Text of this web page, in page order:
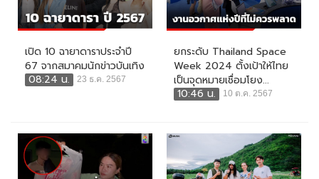
เปิด 10 ฉายาดาราประจำปี
67 จากสมาคมนักข่าวบันเทิง
08:24 น.
23 ธ.ค. 2567
ยกระดับ Thailand Space
Week 2024 ตั้งเป้าให้ไทย
เป็นจุดหมายเชื่อมโยง...
10:46 น.
10 ต.ค. 2567